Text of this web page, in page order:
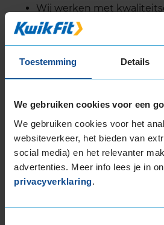
Toestemming Details
We gebruiken cookies voor een
We gebruiken cookies voor het
websiteverkeer, het bieden van
social media) en het relevanter
advertenties. Meer info lees je in
privacyverklaring.
Wij werken met
beste prijs.
Bij noodzakelijke
Uiteraard kun je bij ons ook
keuring in Tilburgen voor je
Daarnaast zijn we nu ook
Tilburgen bieden we
fietsonderhoud aan voor alle
én niet-elektrische fietsen.